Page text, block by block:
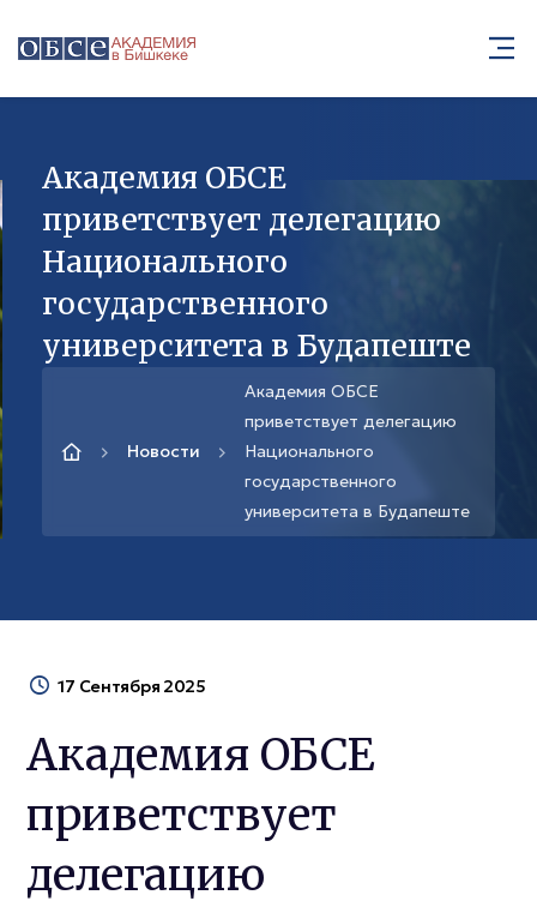
Академия ОБСЕ
приветствует делегацию
Национального
государственного
университета в Будапеште
Новости
Академия ОБСЕ
приветствует делегацию
Национального
государственного
университета в Будапеште
17 Сентября 2025
Академия ОБСЕ
приветствует
делегацию